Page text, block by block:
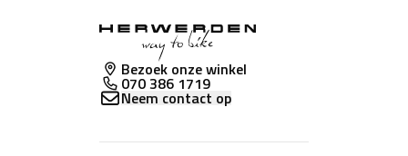
Bezoek onze winkel
070 386 1719
Neem contact op